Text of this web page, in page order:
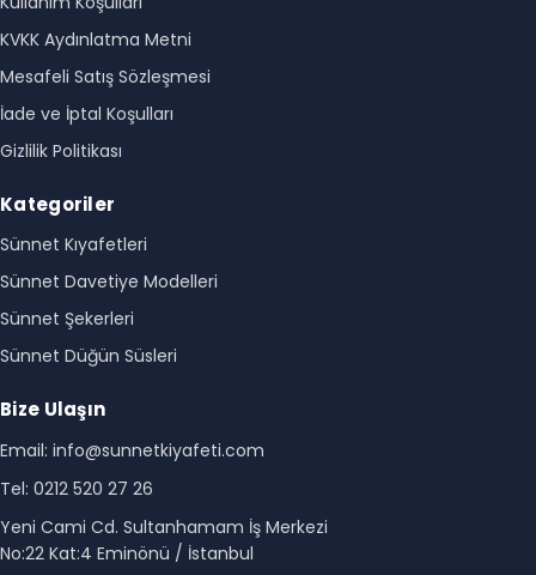
KVKK Aydınlatma Metni
Mesafeli Satış Sözleşmesi
İade ve İptal Koşulları
Gizlilik Politikası
Kategoriler
Sünnet Kıyafetleri
Sünnet Davetiye Modelleri
Sünnet Şekerleri
Sünnet Düğün Süsleri
Bize Ulaşın
Email: info@sunnetkiyafeti.com
Tel: 0212 520 27 26
Yeni Cami Cd. Sultanhamam İş Merkezi
No:22 Kat:4 Eminönü / İstanbul